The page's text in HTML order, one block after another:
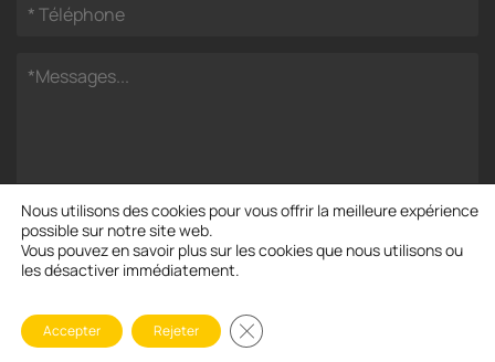
Avis de droit d'auteur © Henan ZOOMLINE Machinery CO.,
Ltd Tous droits réservés et sous protection légale
Nous utilisons des cookies pour vous offrir la meilleure expérience
possible sur notre site web.
Vous pouvez en savoir plus sur les cookies que nous utilisons ou
les désactiver immédiatement.
Accepter Rejeter Fermer la bannière des cookies